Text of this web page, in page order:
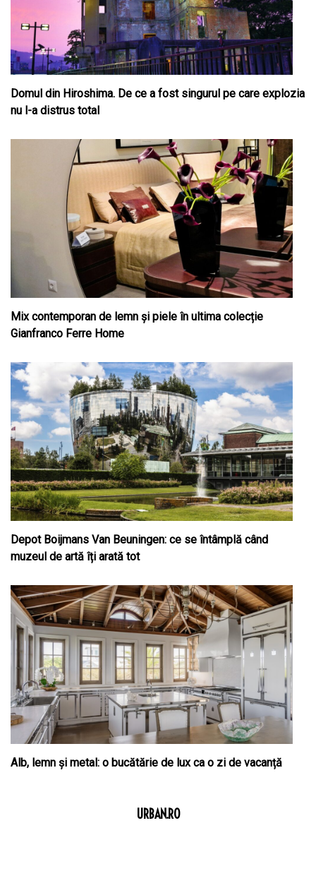
Domul din Hiroshima. De ce a fost singurul pe care explozia
nu l-a distrus total
Mix contemporan de lemn şi piele în ultima colecție
Gianfranco Ferre Home
Depot Boijmans Van Beuningen: ce se întâmplă când
muzeul de artă îți arată tot
Alb, lemn și metal: o bucătărie de lux ca o zi de vacanță
URBAN.RO